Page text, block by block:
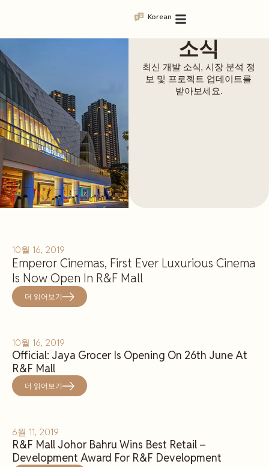
Korean
소식
최신 개발 소식, 시장 분석 정
보 및 프로젝트 업데이트를
받아보세요.
10월 16, 2019
Emperor Cinemas, First Ever Luxurious Cinema
Is Now Open In R&F Mall
더 읽어보기
10월 16, 2019
Official: Jaya Grocer Is Opening On 26th June At
R&F Mall
더 읽어보기
6월 11, 2019
R&F Mall Johor Bahru Wins Best Retail –
Development Award For R&F Development